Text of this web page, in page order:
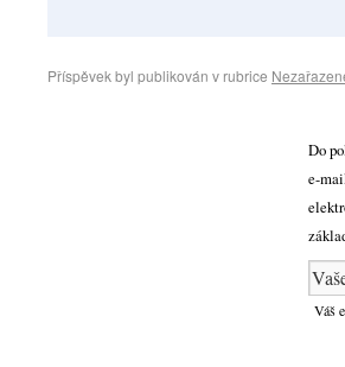
Příspěvek byl publikován v rubrice
Do
e-
Váš